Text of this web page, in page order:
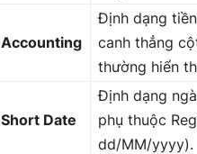
Accounting
Định dạng
canh thẳng
thường hiển
Short Date
Định dạng
phụ thuộc
dd/MM/yyyy).